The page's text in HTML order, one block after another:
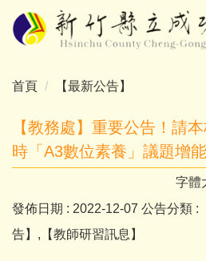
跳
到
內
首頁 【最新公告】
【教務處】重要公告！請
時「A3數位素養」議題增
字體
發佈日期 : 2022-12-07 公告分類 :
告】,【教師研習訊息】